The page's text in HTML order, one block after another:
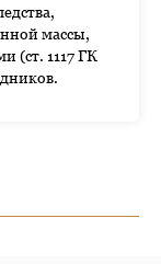
массы,
(ст. 1117 ГК